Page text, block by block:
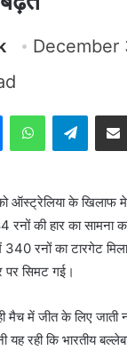
December
MessengerWhatsApp
ऑस्ट्रेलिया के खिलाफ
रनों की हार का सामना
में 340 रनों का टारगेट
पर सिमट गई।
मैच में जीत के लिए जाती
रही कि भारतीय